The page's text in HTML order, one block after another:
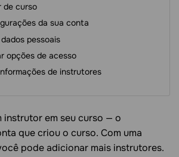
de curso
da sua conta
pessoais
opções de acesso
de instrutores
instrutor em seu curso — o
que criou o curso. Com uma
pode adicionar mais instrutores.